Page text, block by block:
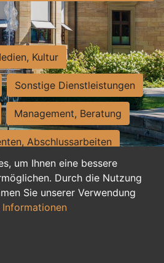
um Ihnen eine bessere
Durch die Nutzung
Sie unserer Verwendung
Informationen
Kultur
Sonstige Dienstleistungen
Management, Beratung
Abschlussarbeiten
Sekretariat
Nebenjobs
duale Ausbildung